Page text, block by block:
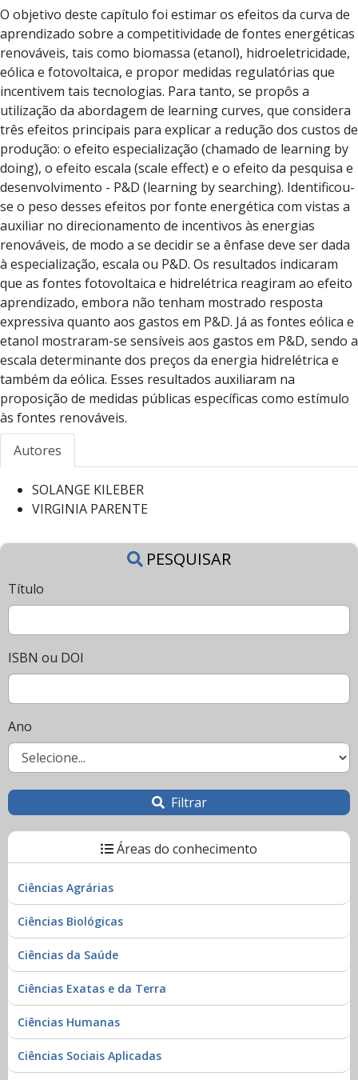
O objetivo deste capítulo foi estimar os efeitos da curva de
aprendizado sobre a competitividade de fontes energéticas
renováveis, tais como biomassa (etanol), hidroeletricidade,
eólica e fotovoltaica, e propor medidas regulatórias que
incentivem tais tecnologias. Para tanto, se propôs a
utilização da abordagem de learning curves, que considera
três efeitos principais para explicar a redução dos custos de
produção: o efeito especialização (chamado de learning by
doing), o efeito escala (scale effect) e o efeito da pesquisa e
desenvolvimento - P&D (learning by searching). Identificou-
se o peso desses efeitos por fonte energética com vistas a
auxiliar no direcionamento de incentivos às energias
renováveis, de modo a se decidir se a ênfase deve ser dada
à especialização, escala ou P&D. Os resultados indicaram
que as fontes fotovoltaica e hidrelétrica reagiram ao efeito
aprendizado, embora não tenham mostrado resposta
expressiva quanto aos gastos em P&D. Já as fontes eólica e
etanol mostraram-se sensíveis aos gastos em P&D, sendo a
escala determinante dos preços da energia hidrelétrica e
também da eólica. Esses resultados auxiliaram na
proposição de medidas públicas específicas como estímulo
às fontes renováveis.
Autores
SOLANGE KILEBER
VIRGINIA PARENTE
PESQUISAR
Título
ISBN ou DOI
Ano
Filtrar
Áreas do conhecimento
Ciências Agrárias
Ciências Biológicas
Ciências da Saúde
Ciências Exatas e da Terra
Ciências Humanas
Ciências Sociais Aplicadas